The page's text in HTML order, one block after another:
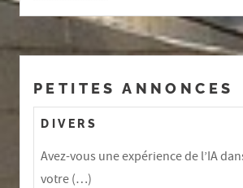
PETITES ANNONCES
DIVERS
Avez-vous une expérience de l’IA
votre (…)